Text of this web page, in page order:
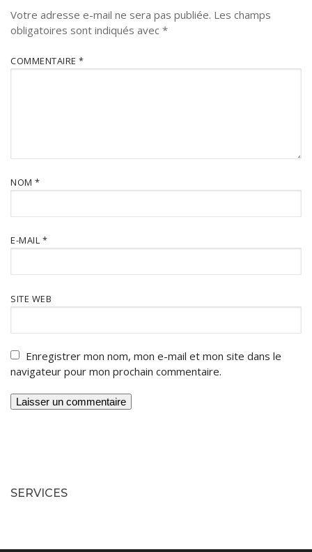
Votre adresse e-mail ne sera pas publiée. Les champs
obligatoires sont indiqués avec *
COMMENTAIRE *
NOM *
E-MAIL *
SITE WEB
Enregistrer mon nom, mon e-mail et mon site dans le
navigateur pour mon prochain commentaire.
SERVICES